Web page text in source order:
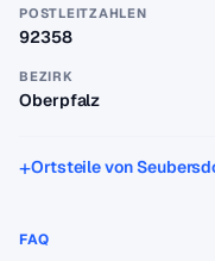
POSTLEITZAHLEN
92358
BEZIRK
Oberpfalz
Ortsteile von
FAQ